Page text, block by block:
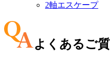
2軸エスケープ
よくあるご